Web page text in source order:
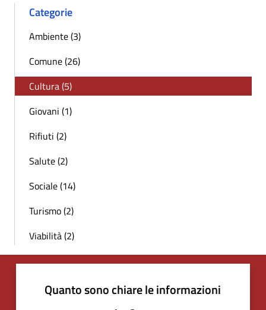
Categorie
Ambiente (3)
Comune (26)
Cultura (5)
Giovani (1)
Rifiuti (2)
Salute (2)
Sociale (14)
Turismo (2)
Viabilità (2)
Quanto sono chiare le informazioni